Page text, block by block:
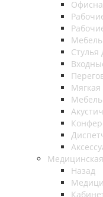
Стулья
Мебель
Назад